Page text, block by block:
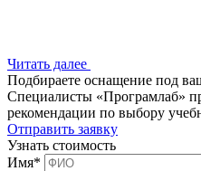
Читать далее
Подбираете оснащение под
Специалисты «Програмлаб»
рекомендации по выбору
Отправить заявку
Узнать стоимость
Имя*